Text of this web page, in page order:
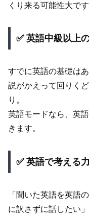
くり来る可能性大です
✅ 英語中級以上
すでに英語の基礎は
説がかえって回りく
り。
英語モードなら、英
きます。
✅ 英語で考える
「聞いた英語を英語
に訳さずに話したい」